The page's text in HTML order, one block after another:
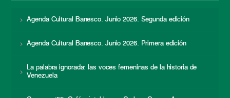
Agenda Cultural Banesco. Junio 2026. Segunda edición
Agenda Cultural Banesco. Junio 2026. Primera edición
La palabra ignorada: las voces femeninas de la historia de
Venezuela